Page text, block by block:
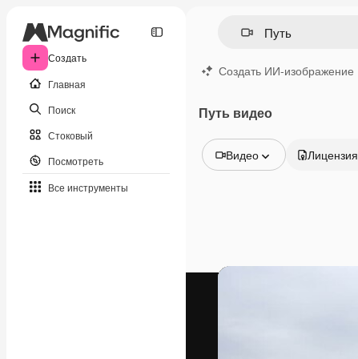
Создать
Главная
Поиск
Стоковый
Посмотреть
Все инструменты
Создать ИИ-изображение
Путь видео
Видео
Видео
Лицензия